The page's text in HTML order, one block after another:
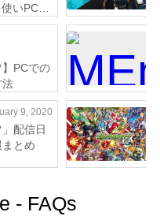
いPCで
】PCでの
法
9, 2020
」配信日
とめ
- FAQs